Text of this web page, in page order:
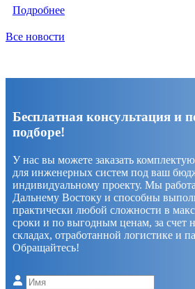
Подробнее
Все новости
Бесплатная консультация и
подборе!
У нас вы можете заказать
для инженерных систем под ваш
индивидуальному проекту. Мы
Дальнему Востоку и способны
практически любой сложности в
сроки и по выгодным ценам, за счет
складах, отработанной логистике и
Обращайтесь!